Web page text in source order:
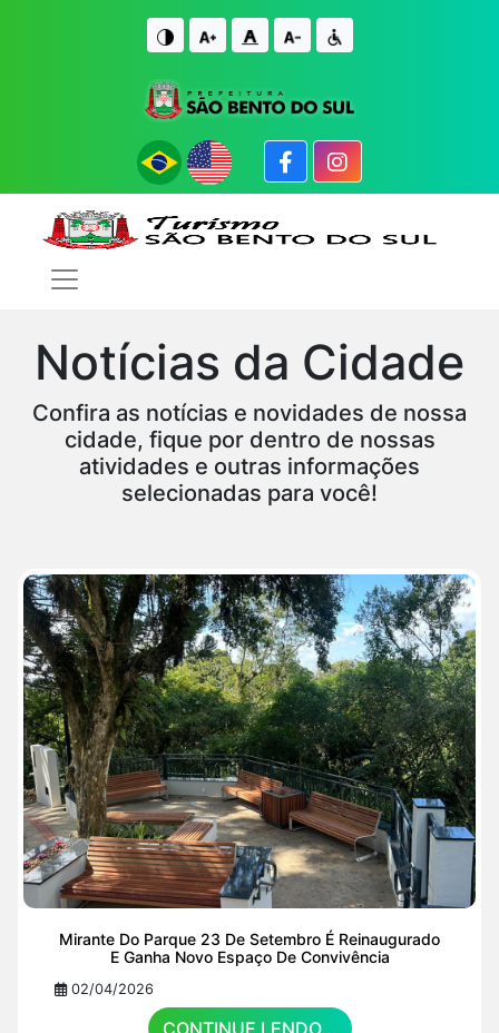
Notícias da Cidade
Confira as notícias e novidades de nossa
cidade, fique por dentro de nossas
atividades e outras informações
selecionadas para você!
Mirante Do Parque 23 De Setembro É Reinaugurado
E Ganha Novo Espaço De Convivência
02/04/2026
CONTINUE LENDO...